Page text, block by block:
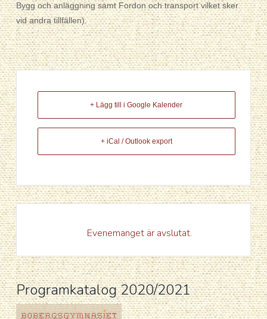
Bygg och anläggning samt Fordon och transport vilket sker
vid andra tillfällen).
+ Lägg till i Google Kalender
+ iCal / Outlook export
Evenemanget är avslutat.
Programkatalog 2020/2021